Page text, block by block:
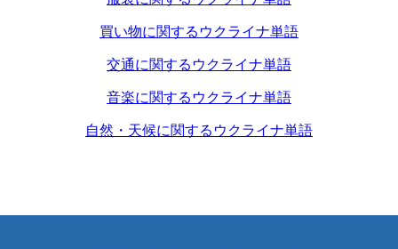
買い物に関するウクライナ単語
交通に関するウクライナ単語
音楽に関するウクライナ単語
自然・天候に関するウクライナ単語